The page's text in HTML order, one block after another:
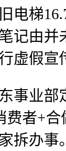
电梯
记由
虚假宣
业部
费者+
拆办